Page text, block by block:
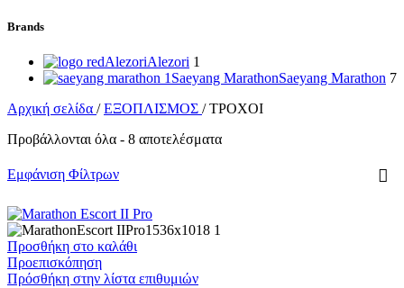
Brands
AlezoriAlezori 1
Saeyang MarathonSaeyang Marathon 7
Αρχική σελίδα / ΕΞΟΠΛΙΣΜΟΣ / ΤΡΟΧΟΙ
Προβάλλονται όλα - 8 αποτελέσματα
Εμφάνιση Φίλτρων
Προσθήκη στο καλάθι
Προεπισκόπηση
Πρόσθήκη στην λίστα επιθυμιών